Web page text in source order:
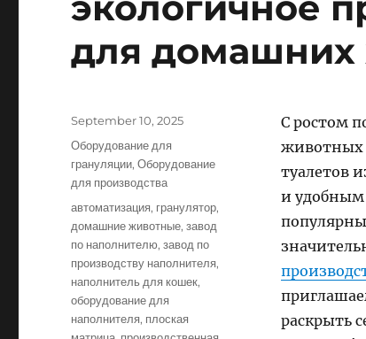
для
С ростом
животных
туалетов
и удобным
раскрыть
Posted
on
September 10, 2025
Categories
Оборудование для
грануляции,Оборудование
для производства
Tags
автоматизация, гранулятор,
домашние животные,завод
по наполнителю,завод по
производству наполнителя,
наполнитель для кошек,
оборудование для
наполнителя, плоская